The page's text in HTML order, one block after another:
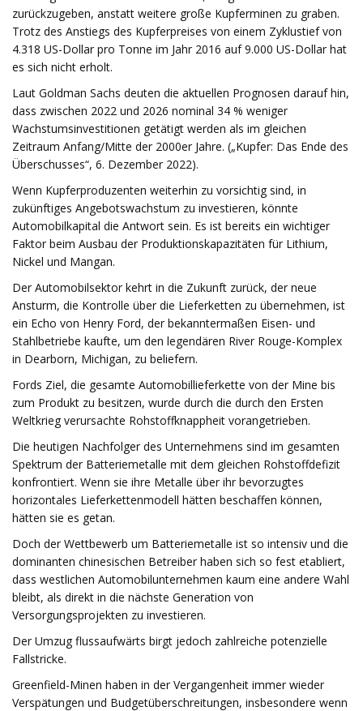
zurückzugeben, anstatt weitere große Kupferminen zu graben.
Trotz des Anstiegs des Kupferpreises von einem Zyklustief von
4.318 US-Dollar pro Tonne im Jahr 2016 auf 9.000 US-Dollar hat
es sich nicht erholt.
Laut Goldman Sachs deuten die aktuellen Prognosen darauf hin,
dass zwischen 2022 und 2026 nominal 34 % weniger
Wachstumsinvestitionen getätigt werden als im gleichen
Zeitraum Anfang/Mitte der 2000er Jahre. („Kupfer: Das Ende des
Überschusses“, 6. Dezember 2022).
Wenn Kupferproduzenten weiterhin zu vorsichtig sind, in
zukünftiges Angebotswachstum zu investieren, könnte
Automobilkapital die Antwort sein. Es ist bereits ein wichtiger
Faktor beim Ausbau der Produktionskapazitäten für Lithium,
Nickel und Mangan.
Der Automobilsektor kehrt in die Zukunft zurück, der neue
Ansturm, die Kontrolle über die Lieferketten zu übernehmen, ist
ein Echo von Henry Ford, der bekanntermaßen Eisen- und
Stahlbetriebe kaufte, um den legendären River Rouge-Komplex
in Dearborn, Michigan, zu beliefern.
Fords Ziel, die gesamte Automobillieferkette von der Mine bis
zum Produkt zu besitzen, wurde durch die durch den Ersten
Weltkrieg verursachte Rohstoffknappheit vorangetrieben.
Die heutigen Nachfolger des Unternehmens sind im gesamten
Spektrum der Batteriemetalle mit dem gleichen Rohstoffdefizit
konfrontiert. Wenn sie ihre Metalle über ihr bevorzugtes
horizontales Lieferkettenmodell hätten beschaffen können,
hätten sie es getan.
Doch der Wettbewerb um Batteriemetalle ist so intensiv und die
dominanten chinesischen Betreiber haben sich so fest etabliert,
dass westlichen Automobilunternehmen kaum eine andere Wahl
bleibt, als direkt in die nächste Generation von
Versorgungsprojekten zu investieren.
Der Umzug flussaufwärts birgt jedoch zahlreiche potenzielle
Fallstricke.
Greenfield-Minen haben in der Vergangenheit immer wieder
Verspätungen und Budgetüberschreitungen, insbesondere wenn